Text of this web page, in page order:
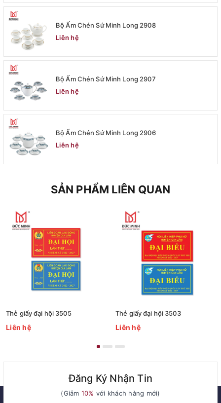
Bộ Ấm Chén Sứ Minh Long 2908
Liên hệ
Bộ Ấm Chén Sứ Minh Long 2907
Liên hệ
Bộ Ấm Chén Sứ Minh Long 2906
Liên hệ
SẢN PHẨM LIÊN QUAN
Thẻ giấy đại hội 3505
Liên hệ
Thẻ giấy đại hội 3503
Liên hệ
Đăng Ký Nhận Tin
(Giảm 10% với khách hàng mới)